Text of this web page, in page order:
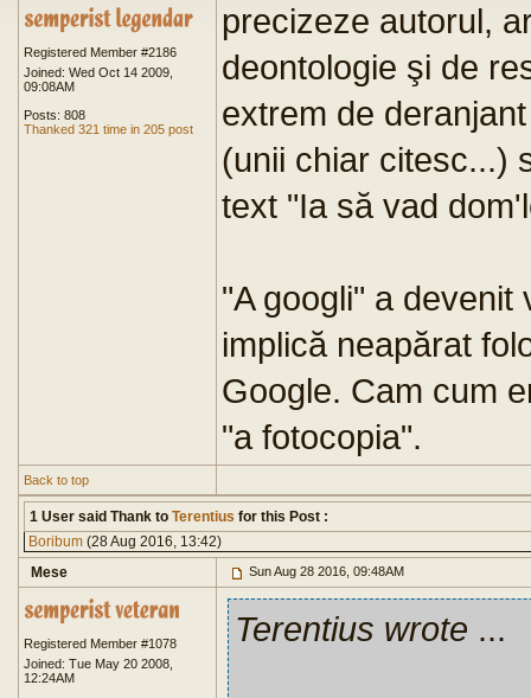
Registered Member #2186
Joined: Wed Oct 14 2009,
09:08AM
Posts: 808
Thanked 321 time in 205 post
precizeze autorul,
deontologie şi de
extrem de
(unii chiar citesc...)
text "Ia să vad
"A googli" a devenit
implică neapărat
Google. Cam cum
"a fotocopia".
Back to top
1 User said Thank to Terentius for this Post :
Boribum (28 Aug 2016, 13:42)
Mese
Sun Aug 28 2016, 09:48AM
Registered Member #1078
Joined: Tue May 20 2008,
12:24AM
Terentius wrote ...